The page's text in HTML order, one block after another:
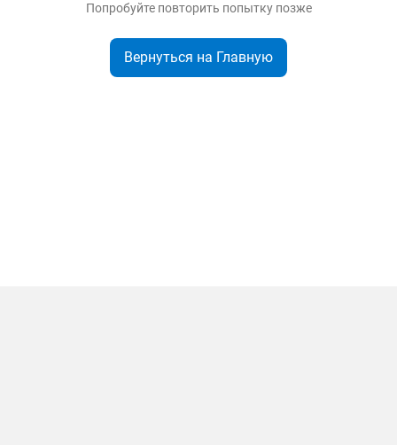
Попробуйте повторить попытку позже
Вернуться на Главную